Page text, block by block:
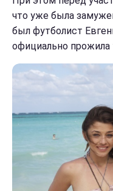
что уже была
был футболист
официально прожила